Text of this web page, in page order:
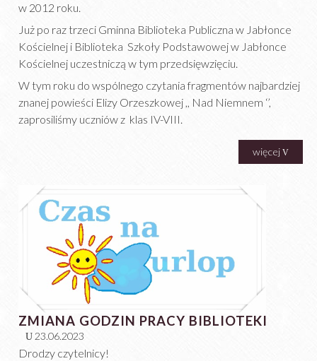
w 2012 roku.
Już po raz trzeci Gminna Biblioteka Publiczna w Jabłonce
Kościelnej i Biblioteka Szkoły Podstawowej w Jabłonce
Kościelnej uczestniczą w tym przedsięwzięciu.
W tym roku do wspólnego czytania fragmentów najbardziej
znanej powieści Elizy Orzeszkowej ,, Nad Niemnem ‘’,
zaprosiliśmy uczniów z klas IV-VIII.
więcej
ZMIANA GODZIN PRACY BIBLIOTEKI
23.06.2023
Drodzy czytelnicy!